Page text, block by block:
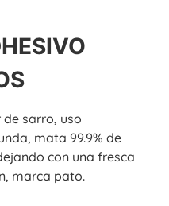
sarro, uso
mata 99.9% de
con una fresca
marca pato.